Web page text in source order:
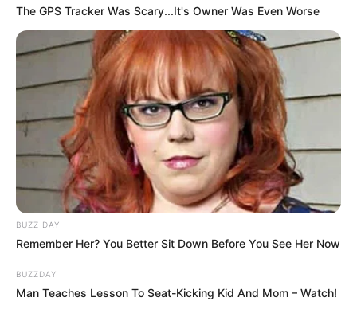
The GPS Tracker Was Scary...It's Owner Was Even Worse
BUZZ DAY
Remember Her? You Better Sit Down Before You See Her Now
BUZZDAY
Man Teaches Lesson To Seat-Kicking Kid And Mom – Watch!